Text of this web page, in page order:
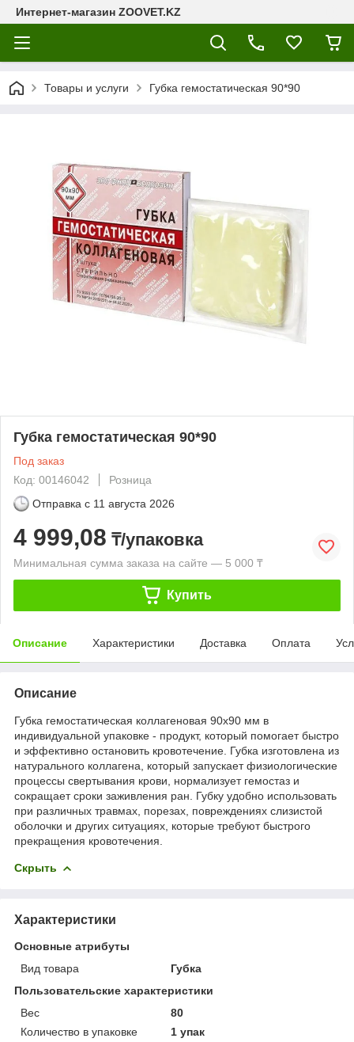
Интернет-магазин ZOOVET.KZ
Товары и услуги Губка гемостатическая 90*90
Губка гемостатическая 90*90
Под заказ
Код: 00146042
Розница
Отправка с 11 августа 2026
4 999,08 ₸/упаковка
Минимальная сумма заказа на сайте — 5 000 ₸
Купить
Описание Характеристики Доставка Оплата
Описание
Губка гемостатическая коллагеновая 90х90 мм в
индивидуальной упаковке - продукт, который помогает быстро
и эффективно остановить кровотечение. Губка изготовлена из
натурального коллагена, который запускает физиологические
процессы свертывания крови, нормализует гемостаз и
сокращает сроки заживления ран. Губку удобно использовать
при различных травмах, порезах, повреждениях слизистой
оболочки и других ситуациях, которые требуют быстрого
прекращения кровотечения.
Скрыть
Характеристики
Основные атрибуты
Вид товара
Губка
Пользовательские характеристики
Вес
80
Количество в упаковке
1 упак